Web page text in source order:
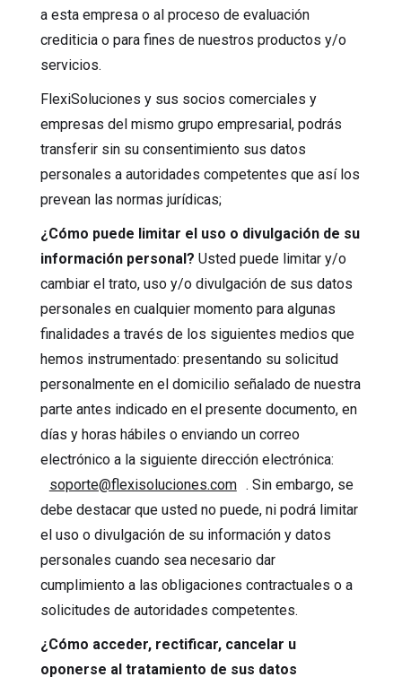
a esta empresa o al proceso de evaluación
crediticia o para fines de nuestros productos y/o
servicios.
FlexiSoluciones y sus socios comerciales y
empresas del mismo grupo empresarial, podrás
transferir sin su consentimiento sus datos
personales a autoridades competentes que así los
prevean las normas jurídicas;
¿Cómo puede limitar el uso o divulgación de su
información personal? Usted puede limitar y/o
cambiar el trato, uso y/o divulgación de sus datos
personales en cualquier momento para algunas
finalidades a través de los siguientes medios que
hemos instrumentado: presentando su solicitud
personalmente en el domicilio señalado de nuestra
parte antes indicado en el presente documento, en
días y horas hábiles o enviando un correo
electrónico a la siguiente dirección electrónica:
soporte@flexisoluciones.com . Sin embargo, se
debe destacar que usted no puede, ni podrá limitar
el uso o divulgación de su información y datos
personales cuando sea necesario dar
cumplimiento a las obligaciones contractuales o a
solicitudes de autoridades competentes.
¿Cómo acceder, rectificar, cancelar u
oponerse al tratamiento de sus datos